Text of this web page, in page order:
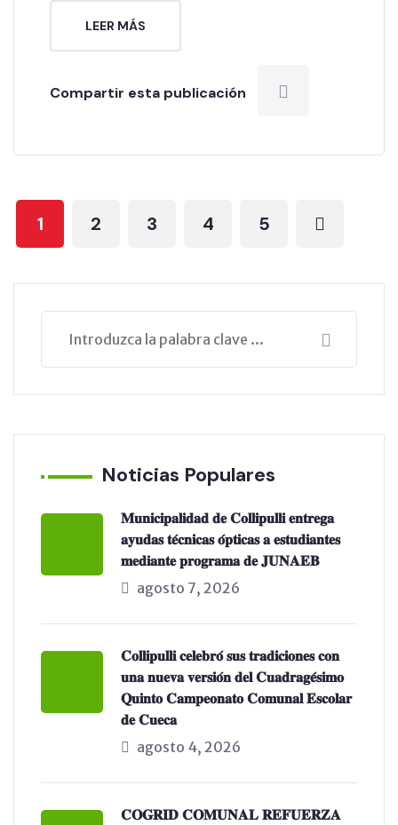
LEER MÁS
Compartir esta publicación
1 2 3 4 5
Noticias Populares
𝐌𝐮𝐧𝐢𝐜𝐢𝐩𝐚𝐥𝐢𝐝𝐚𝐝 𝐝𝐞 𝐂𝐨𝐥𝐥𝐢𝐩𝐮𝐥𝐥𝐢 𝐞𝐧𝐭𝐫𝐞𝐠𝐚
𝐚𝐲𝐮𝐝𝐚𝐬 𝐭𝐞́𝐜𝐧𝐢𝐜𝐚𝐬 𝐨́𝐩𝐭𝐢𝐜𝐚𝐬 𝐚 𝐞𝐬𝐭𝐮𝐝𝐢𝐚𝐧𝐭𝐞𝐬
𝐦𝐞𝐝𝐢𝐚𝐧𝐭𝐞 𝐩𝐫𝐨𝐠𝐫𝐚𝐦𝐚 𝐝𝐞 𝐉𝐔𝐍𝐀𝐄𝐁
agosto 7, 2026
𝐂𝐨𝐥𝐥𝐢𝐩𝐮𝐥𝐥𝐢 𝐜𝐞𝐥𝐞𝐛𝐫𝐨́ 𝐬𝐮𝐬 𝐭𝐫𝐚𝐝𝐢𝐜𝐢𝐨𝐧𝐞𝐬 𝐜𝐨𝐧
𝐮𝐧𝐚 𝐧𝐮𝐞𝐯𝐚 𝐯𝐞𝐫𝐬𝐢𝐨́𝐧 𝐝𝐞𝐥 𝐂𝐮𝐚𝐝𝐫𝐚𝐠𝐞́𝐬𝐢𝐦𝐨
𝐐𝐮𝐢𝐧𝐭𝐨 𝐂𝐚𝐦𝐩𝐞𝐨𝐧𝐚𝐭𝐨 𝐂𝐨𝐦𝐮𝐧𝐚𝐥 𝐄𝐬𝐜𝐨𝐥𝐚𝐫
𝐝𝐞 𝐂𝐮𝐞𝐜𝐚
agosto 4, 2026
𝐂𝐎𝐆𝐑𝐈𝐃 𝐂𝐎𝐌𝐔𝐍𝐀𝐋 𝐑𝐄𝐅𝐔𝐄𝐑𝐙𝐀